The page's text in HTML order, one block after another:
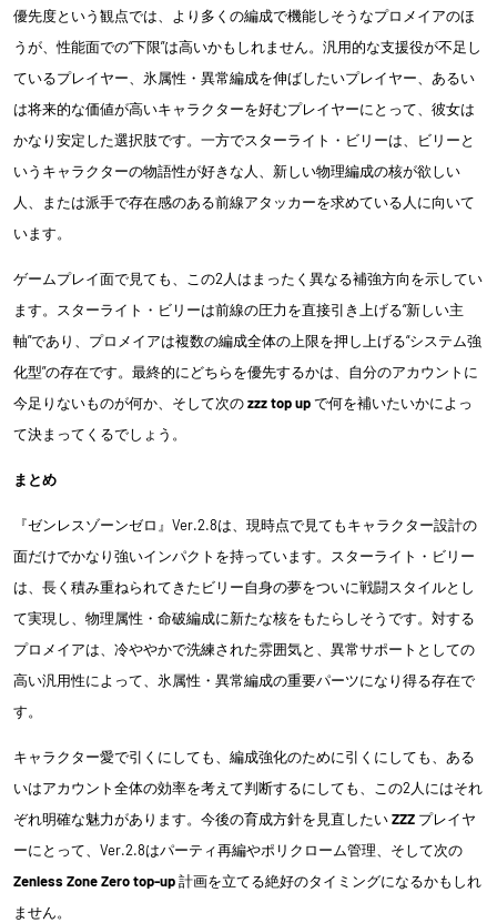
優先度という観点では、より多くの編成で機能しそうなプロメイアのほ
うが、性能面での“下限”は高いかもしれません。汎用的な支援役が不足し
ているプレイヤー、氷属性・異常編成を伸ばしたいプレイヤー、あるい
は将来的な価値が高いキャラクターを好むプレイヤーにとって、彼女は
かなり安定した選択肢です。一方でスターライト・ビリーは、ビリーと
いうキャラクターの物語性が好きな人、新しい物理編成の核が欲しい
人、または派手で存在感のある前線アタッカーを求めている人に向いて
います。
ゲームプレイ面で見ても、この2人はまったく異なる補強方向を示してい
ます。スターライト・ビリーは前線の圧力を直接引き上げる“新しい主
軸”であり、プロメイアは複数の編成全体の上限を押し上げる“システム強
化型”の存在です。最終的にどちらを優先するかは、自分のアカウントに
今足りないものが何か、そして次のzzz top upで何を補いたいかによっ
て決まってくるでしょう。
まとめ
『ゼンレスゾーンゼロ』Ver.2.8は、現時点で見てもキャラクター設計の
面だけでかなり強いインパクトを持っています。スターライト・ビリー
は、長く積み重ねられてきたビリー自身の夢をついに戦闘スタイルとし
て実現し、物理属性・命破編成に新たな核をもたらしそうです。対する
プロメイアは、冷ややかで洗練された雰囲気と、異常サポートとしての
高い汎用性によって、氷属性・異常編成の重要パーツになり得る存在で
す。
キャラクター愛で引くにしても、編成強化のために引くにしても、ある
いはアカウント全体の効率を考えて判断するにしても、この2人にはそれ
ぞれ明確な魅力があります。今後の育成方針を見直したいZZZ プレイヤ
ーにとって、Ver.2.8はパーティ再編やポリクローム管理、そして次の
Zenless Zone Zero top-up計画を立てる絶好のタイミングになるかもしれ
ません。